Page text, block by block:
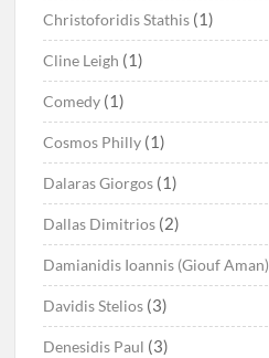
Christoforidis Stathis (1)
Cline Leigh (1)
Comedy (1)
Cosmos Philly (1)
Dalaras Giorgos (1)
Dallas Dimitrios (2)
Damianidis Ioannis (Giouf Aman)
Davidis Stelios (3)
Denesidis Paul (3)